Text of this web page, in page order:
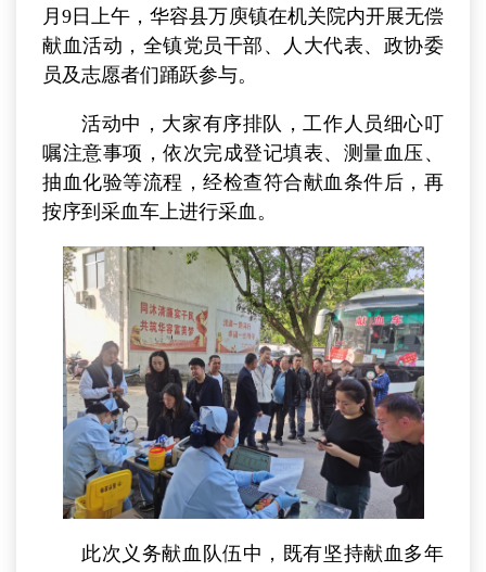
月9日上午，华容县万庾镇在机关院内开展无偿
献血活动，全镇党员干部、人大代表、政协委
员及志愿者们踊跃参与。
活动中，大家有序排队，工作人员细心叮
嘱注意事项，依次完成登记填表、测量血压、
抽血化验等流程，经检查符合献血条件后，再
按序到采血车上进行采血。
此次义务献血队伍中，既有坚持献血多年